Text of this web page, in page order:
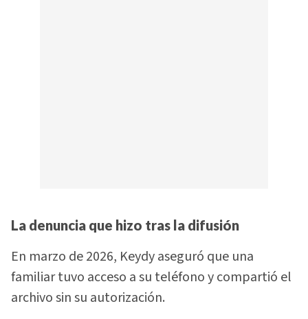
La denuncia que hizo tras la difusión
En marzo de 2026, Keydy aseguró que una
familiar tuvo acceso a su teléfono y compartió el
archivo sin su autorización.